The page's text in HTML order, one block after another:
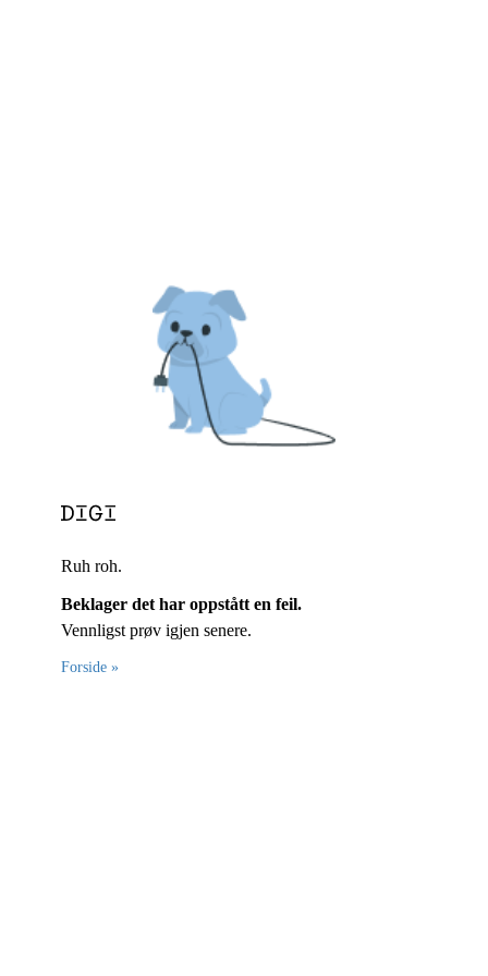
Ruh roh.
Beklager det har oppstått en feil.
Vennligst prøv igjen senere.
Forside »